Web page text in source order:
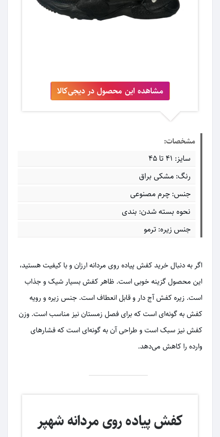
مشاهده این محصول در دیجی‌کالا
مشخصات:
سایز: 41 تا 45
رنگ: مشکی براق
جنس: چرم مصنوعی
نحوه بسته شدن: بندی
جنس زیره: ترمو
اگر به دنبال خرید کفش پیاده روی مردانه ارزان و با کیفیت هستید،
این محصول گزینه خوبی است. ظاهر کفش بسیار شیک و جذاب
است. زیره کفش آج دار و قابل انعطاف است. جنس زیره و رویه
کفش به گونه‌ای است که برای فصل زمستان نیز مناسب است. وزن
کفش نیز سبک است و طراحی آن به گونه‌ای است که فشارهای
وارده را کاهش می‌دهد.
کفش پیاده روی مردانه شهپر